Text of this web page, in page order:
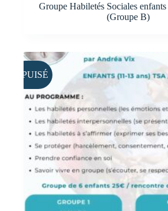
Groupe Habiletés Sociales enfants
(Groupe B)
ÉPUISÉ